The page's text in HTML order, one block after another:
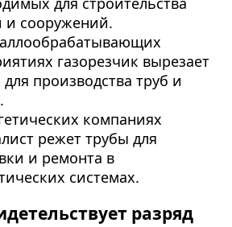
и сооружений.
газорезчик вырезает
для производства труб и
компаниях
режет трубы для
и ремонта в
системах.
разряд